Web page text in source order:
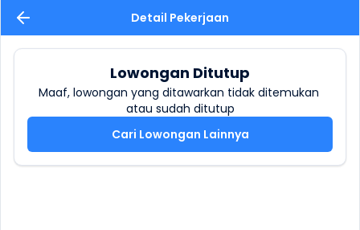
Detail Pekerjaan
Lowongan Ditutup
Maaf, lowongan yang ditawarkan tidak ditemukan
atau sudah ditutup
Cari Lowongan Lainnya